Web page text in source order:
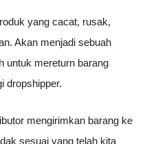
yang cacat, rusak,
Akan menjadi sebuah
untuk mereturn barang
dropshipper.
mengirimkan barang ke
sesuai yang telah kita